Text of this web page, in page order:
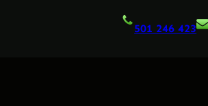
501 246 423